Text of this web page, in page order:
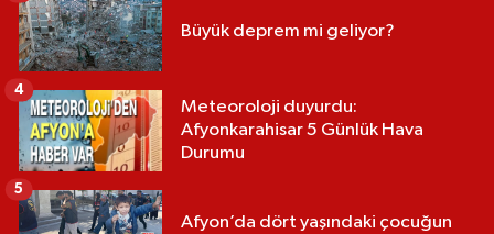
Büyük deprem mi geliyor?
Meteoroloji duyurdu:
Afyonkarahisar 5 Günlük Hava
Durumu
4
Afyon’da dört yaşındaki çocuğun
5